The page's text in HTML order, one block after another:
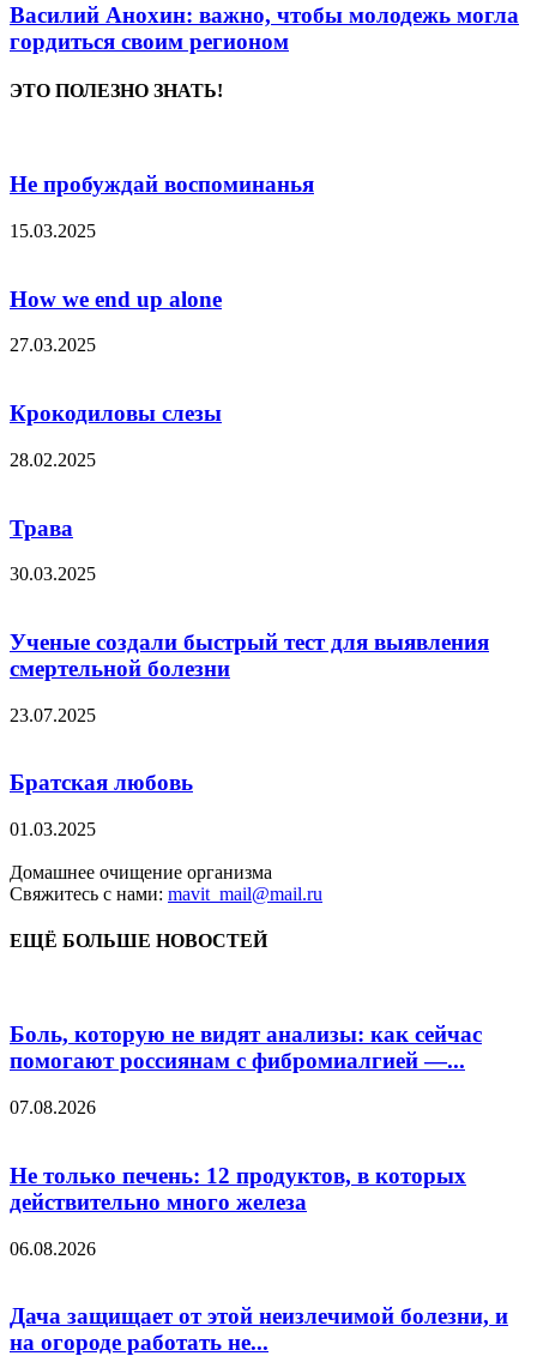
Василий Анохин: важно, чтобы молодежь могла
гордиться своим регионом
ЭТО ПОЛЕЗНО ЗНАТЬ!
Не пробуждай воспоминанья
15.03.2025
How we end up alone
27.03.2025
Крокодиловы слезы
28.02.2025
Трава
30.03.2025
Ученые создали быстрый тест для выявления
смертельной болезни
23.07.2025
Братская любовь
01.03.2025
Домашнее очищение организма
Свяжитесь с нами: mavit_mail@mail.ru
ЕЩЁ БОЛЬШЕ НОВОСТЕЙ
Боль, которую не видят анализы: как сейчас
помогают россиянам с фибромиалгией —...
07.08.2026
Не только печень: 12 продуктов, в которых
действительно много железа
06.08.2026
Дача защищает от этой неизлечимой болезни, и
на огороде работать не...